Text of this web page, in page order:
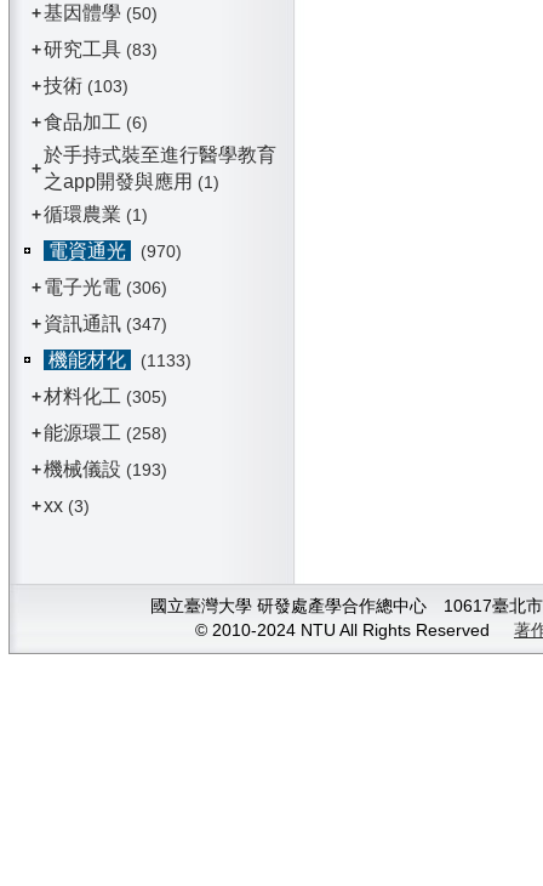
+基因體學 (50)
+研究工具(83)
+技術(103)
+食品加工 (6)
+
於手持式裝至進行醫學教育
之app開發與應用 (1)
+循環農業 (1)
電資通光
(970)
+ 電子光電 (306)
+ 資訊通訊(347)
機能材化
(1133)
+材料化工 (305)
+能源環工 (258)
+機械儀設 (193)
+xx(3)
國立臺灣大學 研發處產學合作總中心 10617臺
© 2010-2024 NTU All Rights Reserved 著